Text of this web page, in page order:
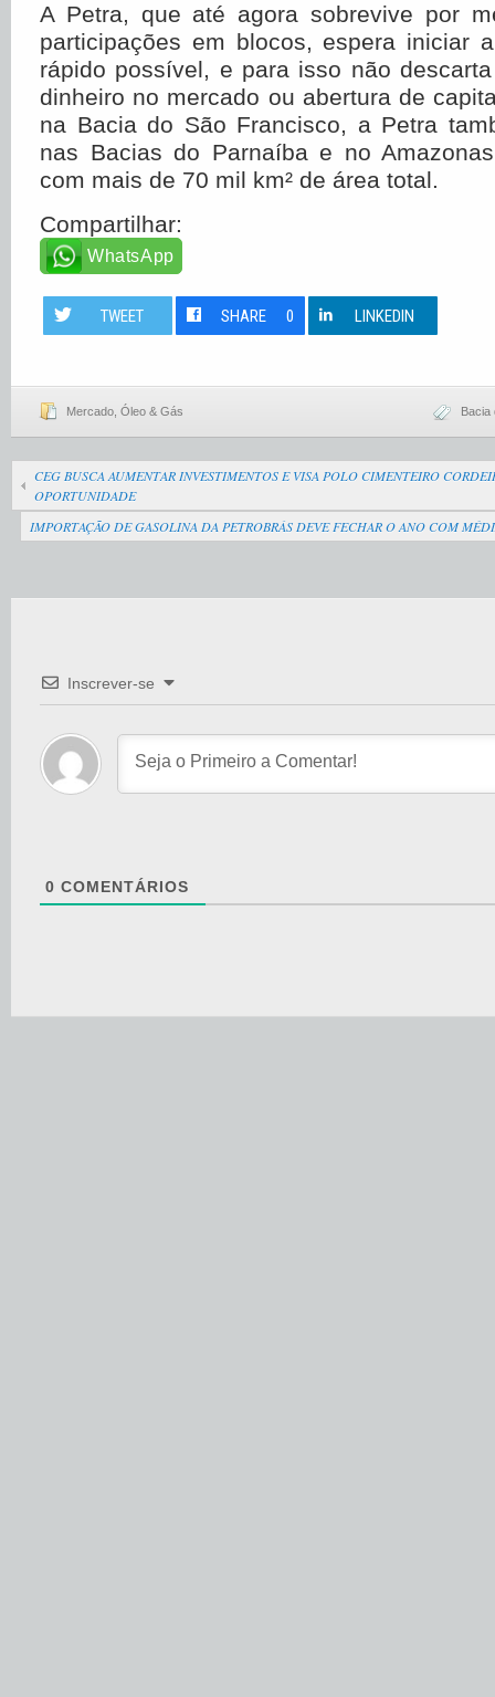
A Petra, que até agora sobrevive por
participações em blocos, espera iniciar
rápido possível, e para isso não
dinheiro no mercado ou abertura de
na Bacia do São Francisco, a Petra
nas Bacias do Parnaíba e no
com mais de 70 mil km² de área total.
Compartilhar:
WhatsApp
TWEET SHARE 0 LINKEDIN
Mercado Óleo & Gás Bacia
CEG BUSCA AUMENTAR INVESTIMENTOS E VISA POLO CIMENTEIRO
OPORTUNIDADE
IMPORTAÇÃO DE GASOLINA DA PETROBRÁS DEVE FECHAR O ANO COM
Inscrever-se
0 COMENTÁRIOS